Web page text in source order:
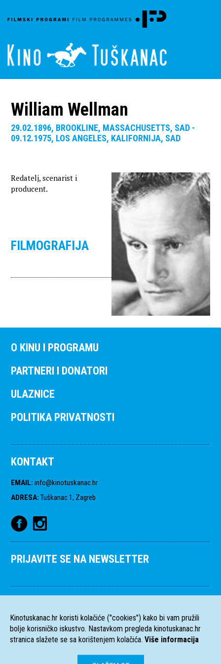
William Wellman
29.02.1896, BROOKLINE, MASSACHUSETTS, SAD -
09.12.1975, LOS ANGELES, KALIFORNIJA, SAD
Redatelj, scenarist i
producent.
FILMOGRAFIJA
O KINU I PROGRAMU
PARTNERI I DONATORI
ULAZNICE
POLITIKA PRIVATNOSTI
KONTAKT
EMAIL: info@kinotuskanac.hr
ADRESA: Tuškanac 1, Zagreb
PRIJAVITE SE NA NEWSLETTER
Kinotuskanac.hr koristi kolačiće ("cookies") kako bi vam pružili
bolje korisničko iskustvo. Nastavkom pregleda kinotuskanac.hr
stranica slažete se sa korištenjem kolačića. Više informacija